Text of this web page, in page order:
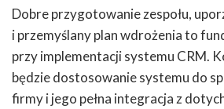
Dobre przygotowanie zespołu,
i przemyślany plan wdrożenia to
przy implementacji systemu CRM.
będzie dostosowanie systemu do
firmy i jego pełna integracja z